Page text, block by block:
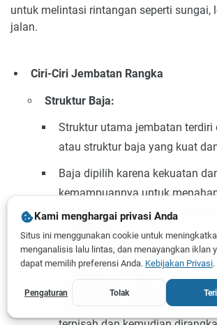
untuk melintasi rintangan seperti sungai,
jalan.
Ciri-Ciri Jembatan Rangka
Struktur Baja:
Struktur utama jembatan terdiri
atau struktur baja yang kuat
Baja dipilih karena kekuatan
kemampuannya untuk
dengan struktur yang relatif
Desain Modular:
Konstruksi jembatan rangka
menggunakan desain modular,
komponen-komponen struktur
Kami menghargai privasi Anda
Situs ini menggunakan cookie untuk
menganalisis lalu lintas, dan menayangkan iklan
dapat memilih preferensi Anda. Kebijakan Privasi.
Pengaturan Tolak